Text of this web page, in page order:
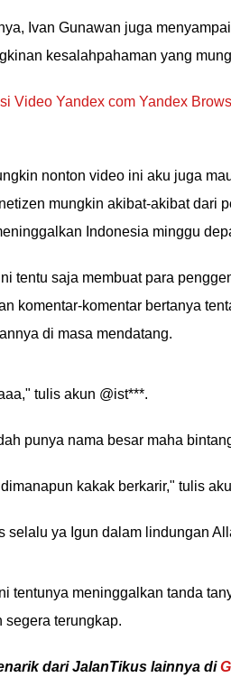
Ivan Gunawan juga
kesalahpahaman yang
Video Yandex com Yandex
nonton video ini aku juga
mungkin akibat-akibat dari
Indonesia minggu
tentu saja membuat para
komentar-komentar bertanya
di masa mendatang.
tulis akun @ist***.
punya nama besar maha
kakak berkarir," tulis
selalu ya Igun dalam lindungan
tentunya meninggalkan tanda
terungkap.
dari JalanTikus lainnya di